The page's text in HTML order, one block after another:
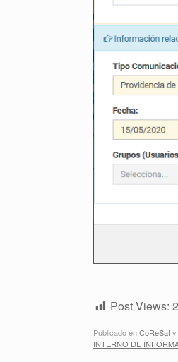
Post Views:
Publicado enCoReSaty
INTERNO DE